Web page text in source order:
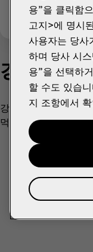
강원평창수
강원도 평창군 봉평
먹는 샘물입니다.
용”을 클릭함
고지>에 명시
사용자는 당사
하며 당사 시
용”을 선택하
할 수도 있습
지 조항에서